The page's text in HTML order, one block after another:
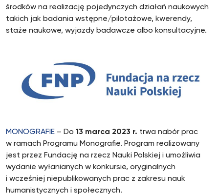
środków na realizację pojedynczych działań naukowych
takich jak badania wstępne/pilotażowe, kwerendy,
staże naukowe, wyjazdy badawcze albo konsultacyjne.
MONOGRAFIE – Do 13 marca 2023 r. trwa nabór prac
w ramach Programu Monografie. Program realizowany
jest przez Fundację na rzecz Nauki Polskiej i umożliwia
wydanie wyłanianych w konkursie, oryginalnych
i wcześniej niepublikowanych prac z zakresu nauk
humanistycznych i społecznych.